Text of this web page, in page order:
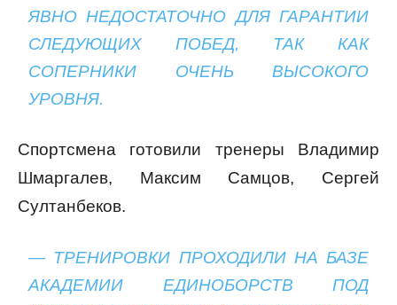
ЯВНО НЕДОСТАТОЧНО ДЛЯ ГАРАНТИИ
СЛЕДУЮЩИХ ПОБЕД, ТАК КАК
СОПЕРНИКИ ОЧЕНЬ ВЫСОКОГО
УРОВНЯ.
Спортсмена готовили тренеры Владимир
Шмаргалев, Максим Самцов, Сергей
Султанбеков.
— ТРЕНИРОВКИ ПРОХОДИЛИ НА БАЗЕ
АКАДЕМИИ ЕДИНОБОРСТВ ПОД